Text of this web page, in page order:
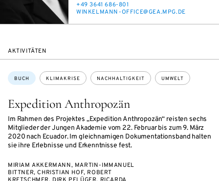
TELEFON
+49 3641 686-801
E-
WIN­KEL­MANN-OF­FICE@GEA.MPG.DE
AKTIVITÄTEN
Expedition Anthropozän
Im Rahmen des Projektes „Expedition Anthropozän“ reisten sechs
Mitglieder der Jungen Akademie vom 22. Februar bis zum 9. März
2020 nach Ecuador. Im gleichnamigen Dokumentationsband halten
sie ihre Erlebnisse und Erkenntnisse fest.
Themen:
BUCH KLIMAKRISE NACHHALTIGKEIT UMWELT
MIRIAM AKKERMANN, MARTIN-IMMANUEL
BITTNER, CHRISTIAN HOF, ROBERT